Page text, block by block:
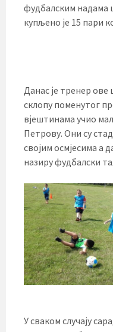
фудбалским надама
купљено је 15 пари
Данас је тренер
склопу поменутог
вјештинама учио
Петрову. Они су
својим осмјесима а
назиру фудбалски
У сваком случају